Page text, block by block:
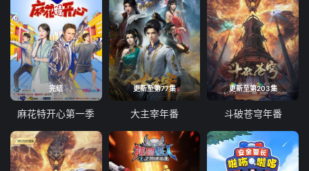
完结
麻花特开心第一季
更新至第77集
大主宰年番
更新至第203集
斗破苍穹年番